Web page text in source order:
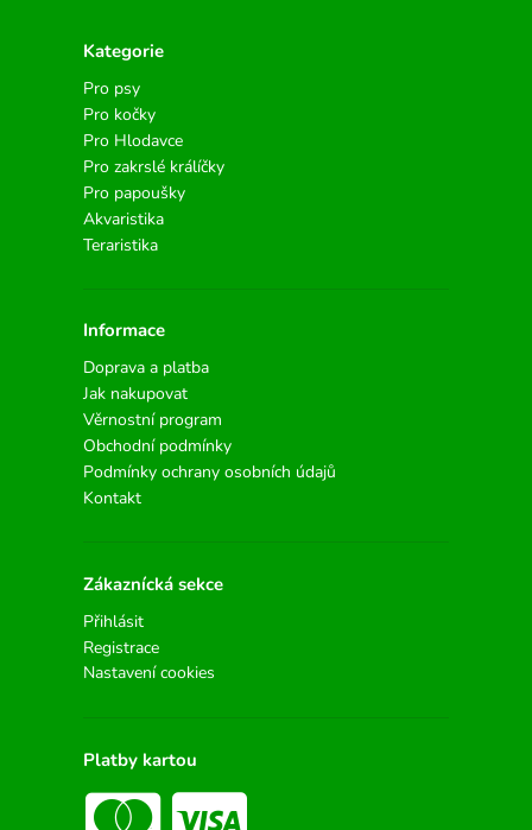
Kategorie
Pro psy
Pro kočky
Pro Hlodavce
Pro zakrslé králíčky
Pro papoušky
Akvaristika
Teraristika
Informace
Doprava a platba
Jak nakupovat
Věrnostní program
Obchodní podmínky
Podmínky ochrany osobních údajů
Kontakt
Zákaznícká sekce
Přihlásit
Registrace
Nastavení cookies
Platby kartou